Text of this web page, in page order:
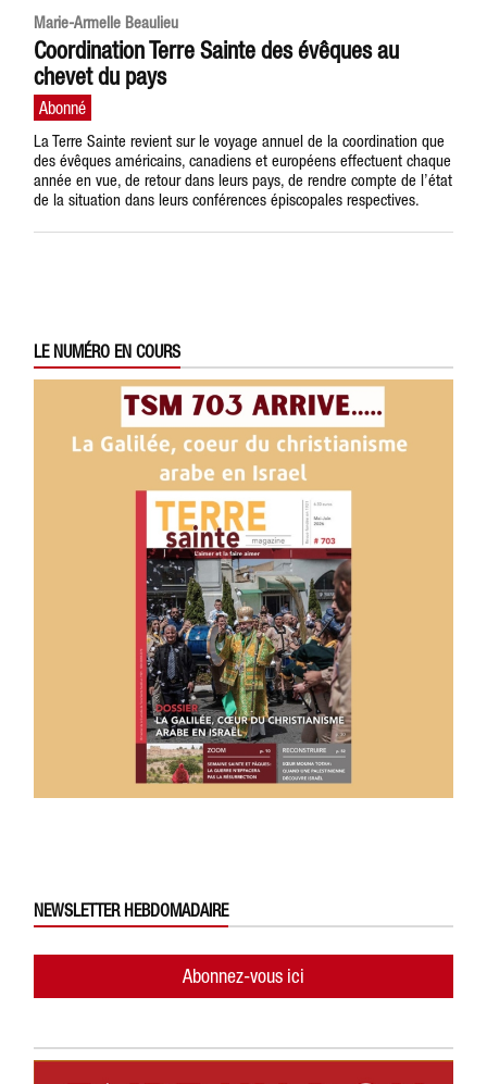
Marie-Armelle Beaulieu
Coordination Terre Sainte des évêques au
chevet du pays
La Terre Sainte revient sur le voyage annuel de la coordination que
des évêques américains, canadiens et européens effectuent chaque
année en vue, de retour dans leurs pays, de rendre compte de l’état
de la situation dans leurs conférences épiscopales respectives.
LE NUMÉRO EN COURS
NEWSLETTER HEBDOMADAIRE
Abonnez-vous ici